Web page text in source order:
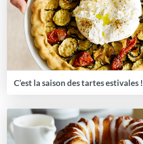
C’est la saison des tartes estivales !